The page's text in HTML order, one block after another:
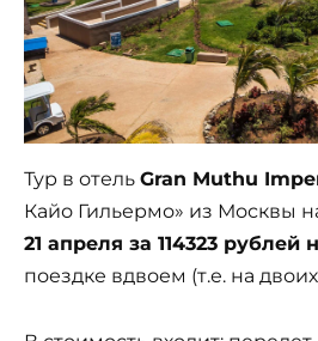
Тур в отель Gran Muthu
Кайо Гильермо» из Москвы
21 апреля за 114323 рублей
поездке вдвоем (т.е. на